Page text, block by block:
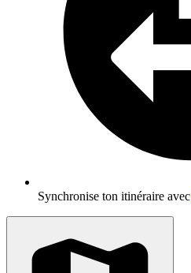
Synchronise ton itinéraire avec